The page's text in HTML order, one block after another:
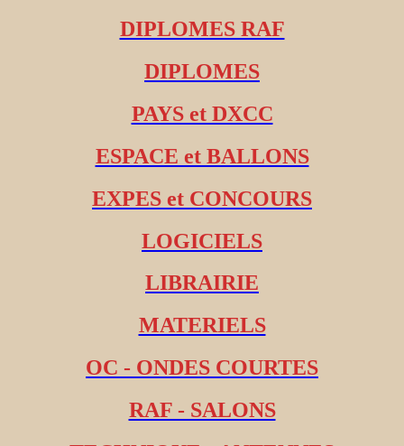
DIPLOMES RAF
DIPLOMES
PAYS et DXCC
ESPACE et BALLONS
EXPES et CONCOURS
LOGICIELS
LIBRAIRIE
MATERIELS
OC - ONDES COURTES
RAF - SALONS